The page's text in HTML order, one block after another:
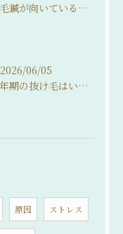
育毛鍼が向いている人・向いていない人。 来院前に知っておいてほしいこと
2026/06/05
更年期の抜け毛はいつまで続く？ 自然に整えるという選択
原因 ストレス